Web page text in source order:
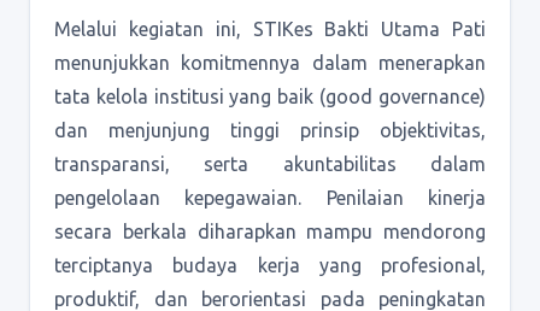
Melalui kegiatan ini, STIKes Bakti Utama Pati
menunjukkan komitmennya dalam menerapkan
tata kelola institusi yang baik (good governance)
dan menjunjung tinggi prinsip objektivitas,
transparansi, serta akuntabilitas dalam
pengelolaan kepegawaian. Penilaian kinerja
secara berkala diharapkan mampu mendorong
terciptanya budaya kerja yang profesional,
produktif, dan berorientasi pada peningkatan